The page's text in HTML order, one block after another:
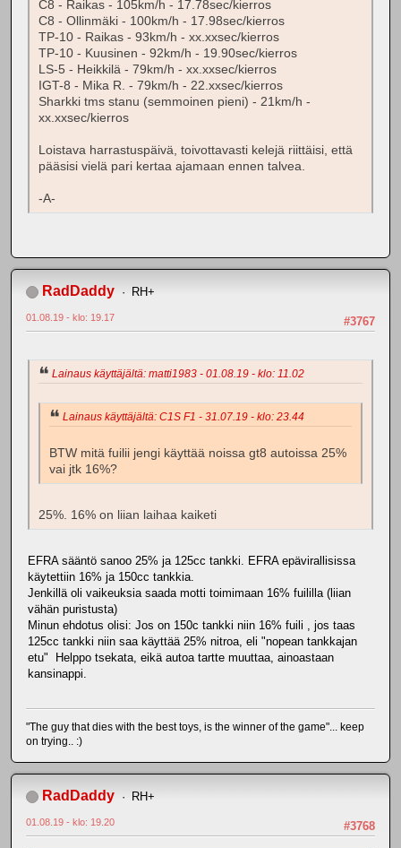
C8 - Raikas - 105km/h - 17.78sec/kierros
C8 - Ollinmäki - 100km/h - 17.98sec/kierros
TP-10 - Raikas - 93km/h - xx.xxsec/kierros
TP-10 - Kuusinen - 92km/h - 19.90sec/kierros
LS-5 - Heikkilä - 79km/h - xx.xxsec/kierros
IGT-8 - Mika R. - 79km/h - 22.xxsec/kierros
Sharkki tms stanu (semmoinen pieni) - 21km/h -
xx.xxsec/kierros
Loistava harrastuspäivä, toivottavasti kelejä riittäisi, että
pääsisi vielä pari kertaa ajamaan ennen talvea.
-A-
RadDaddy RH+
#3767
01.08.19 - klo: 19.17
Lainaus käyttäjältä: matti1983 - 01.08.19 - klo: 11.02
Lainaus käyttäjältä: C1S F1 - 31.07.19 - klo: 23.44
BTW mitä fuilii jengi käyttää noissa gt8 autoissa 25%
vai jtk 16%?
25%. 16% on liian laihaa kaiketi
EFRA sääntö sanoo 25% ja 125cc tankki. EFRA epävirallisissa
käytettiin 16% ja 150cc tankkia.
Jenkillä oli vaikeuksia saada motti toimimaan 16% fuililla (liian
vähän puristusta)
Minun ehdotus olisi: Jos on 150c tankki niin 16% fuili , jos taas
125cc tankki niin saa käyttää 25% nitroa, eli "nopean tankkajan
etu" Helppo tsekata, eikä autoa tartte muuttaa, ainoastaan
kansinappi.
"The guy that dies with the best toys, is the winner of the game"... keep
on trying.. :)
RadDaddy RH+
#3768
01.08.19 - klo: 19.20